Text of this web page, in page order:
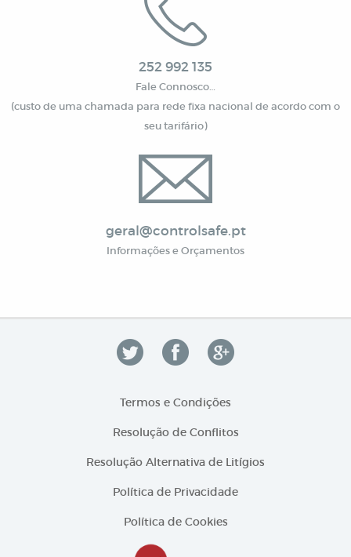
252 992 135
Fale Connosco…
(custo de uma chamada para rede fixa nacional de acordo com o
seu tarifário)
geral@controlsafe.pt
Informações e Orçamentos
Termos e Condições
Resolução de Conflitos
Resolução Alternativa de Litígios
Política de Privacidade
Política de Cookies